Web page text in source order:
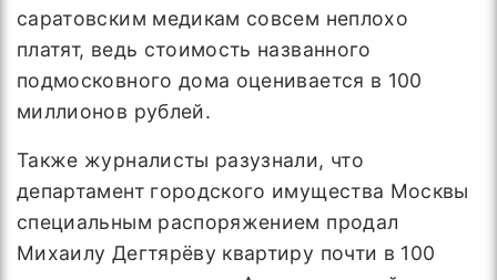
саратовским медикам совсем неплохо
платят, ведь стоимость названного
подмосковного дома оценивается в 100
миллионов рублей.
Также журналисты разузнали, что
департамент городского имущества Москвы
специальным распоряжением продал
Михаилу Дегтярёву квартиру почти в 100